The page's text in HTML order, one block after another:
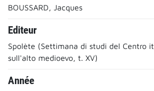
BOUSSARD, Jacques
Editeur
Spolète (Settimana di studi del Centro
sull'alto medioevo, t. XV)
Année